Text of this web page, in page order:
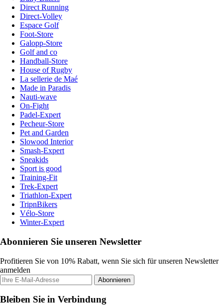
Direct Running
Direct-Volley
Espace Golf
Foot-Store
Galopp-Store
Golf and co
Handball-Store
House of Rugby
La sellerie de Maé
Made in Paradis
Nauti-wave
On-Fight
Padel-Expert
Pecheur-Store
Pet and Garden
Slowood Interior
Smash-Expert
Sneakids
Sport is good
Training-Fit
Trek-Expert
Triathlon-Expert
TripnBikers
Vélo-Store
Winter-Expert
Abonnieren Sie unseren Newsletter
Profitieren Sie von 10% Rabatt, wenn Sie sich für unseren Newsletter
anmelden
Abonnieren
Bleiben Sie in Verbindung